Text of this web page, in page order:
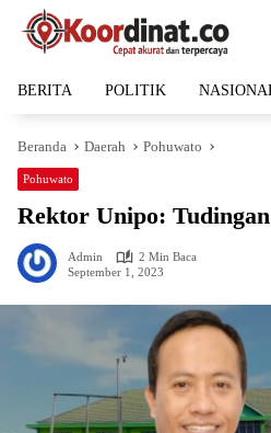
Langsung
BERITA POLITIK
Beranda Daerah Pohuwato
Pohuwato
Rektor Unipo:
Admin
2 Min Baca
September 1, 2023